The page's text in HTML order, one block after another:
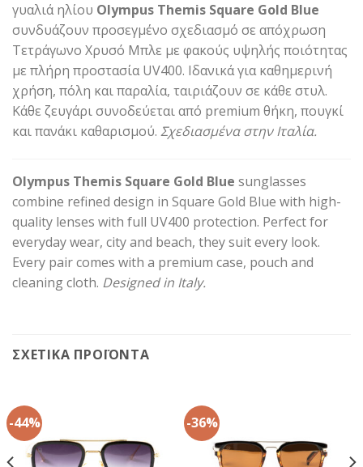
γυαλιά ηλίου Olympus Themis Square Gold Blue
συνδυάζουν προσεγμένο σχεδιασμό σε απόχρωση
Τετράγωνο Χρυσό Μπλε με φακούς υψηλής ποιότητας
με πλήρη προστασία UV400. Ιδανικά για καθημερινή
χρήση, πόλη και παραλία, ταιριάζουν σε κάθε στυλ.
Κάθε ζευγάρι συνοδεύεται από premium θήκη, πουγκί
και πανάκι καθαρισμού. Σχεδιασμένα στην Ιταλία.
Olympus Themis Square Gold Blue sunglasses
combine refined design in Square Gold Blue with high-
quality lenses with full UV400 protection. Perfect for
everyday wear, city and beach, they suit every look.
Every pair comes with a premium case, pouch and
cleaning cloth. Designed in Italy.
ΣΧΕΤΙΚΆ ΠΡΟΪΌΝΤΑ
-44% -36%